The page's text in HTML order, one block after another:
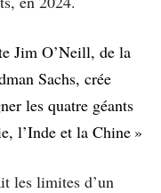
Jim O’Neill, de la
Sachs, crée
les quatre géants
l’Inde et la Chine »
les limites d’un